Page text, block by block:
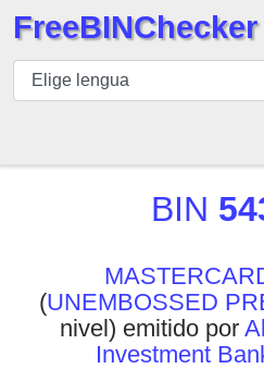
BIN
Inspector
BIN
Generator
FreeBINChecker
BIN
(UNEMBOSSED
nivel) emitido por
Investment